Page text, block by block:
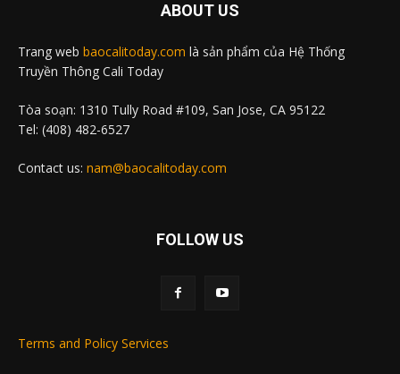
ABOUT US
Trang web baocalitoday.com là sản phẩm của Hệ Thống
Truyền Thông Cali Today
Tòa soạn: 1310 Tully Road #109, San Jose, CA 95122
Tel: (408) 482-6527
Contact us: nam@baocalitoday.com
FOLLOW US
Terms and Policy Services